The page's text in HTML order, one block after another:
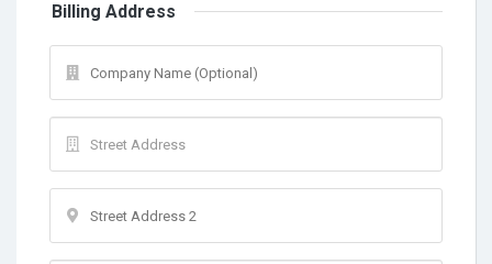
Billing Address